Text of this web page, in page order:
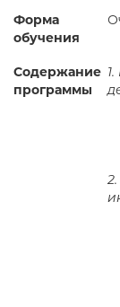
Форма
обучения
Содержание
программы